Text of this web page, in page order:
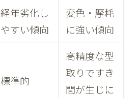
経年劣化し
やすい傾向
変色・摩耗
に強い傾向
標準的
高精度な型
取りですき
間が生じに